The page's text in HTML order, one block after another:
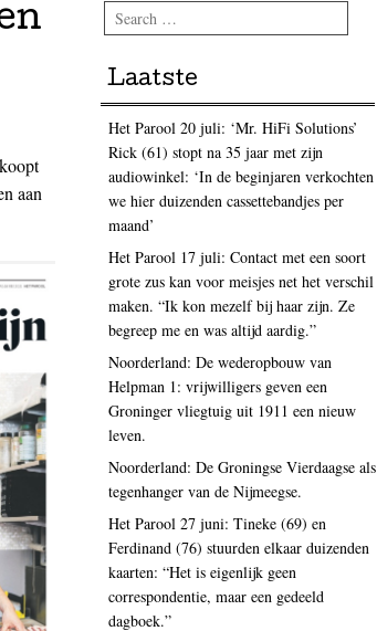
aan
Search
Laatste
Het Parool 20 juli: ‘Mr. HiFi Solutions’
Rick (61) stopt na 35 jaar met zijn
audiowinkel: ‘In de beginjaren verkochten
we hier duizenden cassettebandjes per
maand’
Het Parool 17 juli: Contact met een soort
grote zus kan voor meisjes net het verschil
maken. “Ik kon mezelf bij haar zijn. Ze
begreep me en was altijd aardig.”
Noorderland: De wederopbouw van
Helpman 1: vrijwilligers geven een
Groninger vliegtuig uit 1911 een nieuw
leven.
Noorderland: De Groningse Vierdaagse als
tegenhanger van de Nijmeegse.
Het Parool 27 juni: Tineke (69) en
Ferdinand (76) stuurden elkaar duizenden
kaarten: “Het is eigenlijk geen
correspondentie, maar een gedeeld
dagboek.”